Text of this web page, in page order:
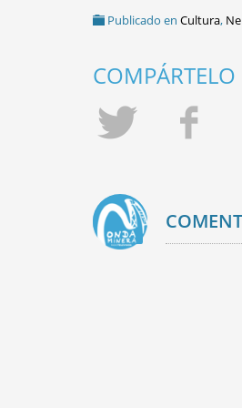
Publicado en Cultura,
COMPÁRTELO